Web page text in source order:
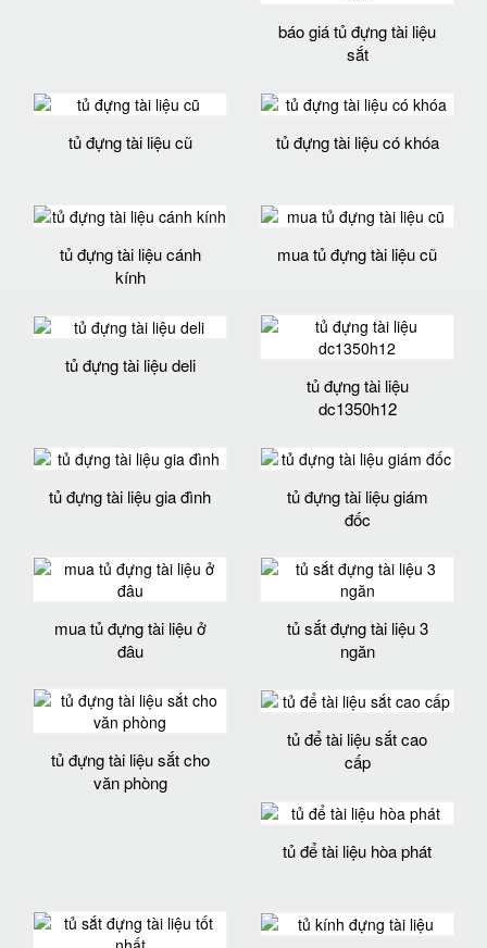
báo giá tủ đựng tài liệu
sắt
tủ đựng tài liệu cũ tủ đựng tài liệu có khóa
tủ đựng tài liệu cánh
kính
mua tủ đựng tài liệu cũ
tủ đựng tài liệu deli
tủ đựng tài liệu
dc1350h12
tủ đựng tài liệu gia đình
tủ đựng tài liệu giám
đốc
mua tủ đựng tài liệu ở
đâu
tủ sắt đựng tài liệu 3
ngăn
tủ đựng tài liệu sắt cho
văn phòng
tủ để tài liệu sắt cao
cấp
tủ để tài liệu hòa phát